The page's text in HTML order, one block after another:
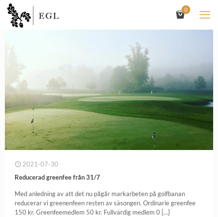
0
2021-07-30
Reducerad greenfee från 31/7
Med anledning av att det nu pågår markarbeten på golfbanan
reducerar vi greenenfeen resten av säsongen. Ordinarie greenfee
150 kr. Greenfeemedlem 50 kr. Fullvärdig medlem 0 […]